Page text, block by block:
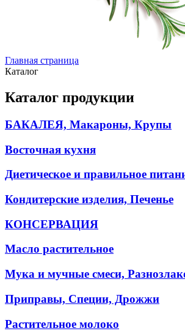
Главная страница
Каталог
Каталог продукции
БАКАЛЕЯ, Макароны, Крупы
Восточная кухня
Диетическое и правильное
Кондитерские изделия, Печенье
КОНСЕРВАЦИЯ
Масло растительное
Мука и мучные смеси,
Приправы, Специи, Дрожжи
Растительное молоко